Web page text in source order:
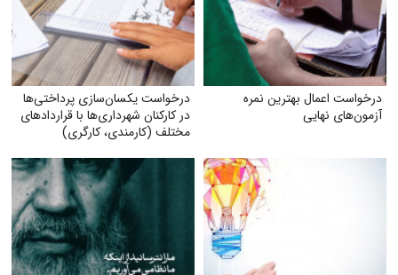
درخواست اعمال بهترین نمره
آزمون‌های نهایی
درخواست یکسان‌سازی پرداختی‌ها
در کارکنان شهرداری‌ها با قراردادهای
مختلف (کارمندی، کارگری)